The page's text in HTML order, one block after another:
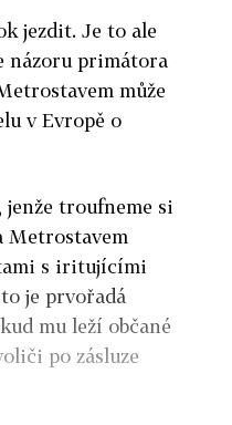
jezdit. Je to ale
názoru primátora
může
v Evropě o
jenže troufneme si
Metrostavem
s iritujícími
je prvořadá
mu leží občané
po zásluze